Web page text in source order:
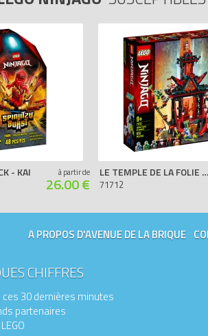
- KAI à partir de
26.00 €
LE TEMPLE DE LA FOLIE DE L'EMPIRE
71712
A PROPOS D'AVENUE DE LA BRIQUE
CHIFFRES
30 dernières minutes
partenaires